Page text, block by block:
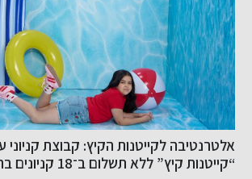
אלטרנטיבה לקייטנות הקיץ: קבוצת
“קייטנות קיץ” ללא תשלום ב־18 קניונים ברחבי הארץ